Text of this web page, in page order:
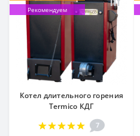
Рекомендуем
Котел длительного горения
Termico КДГ
7